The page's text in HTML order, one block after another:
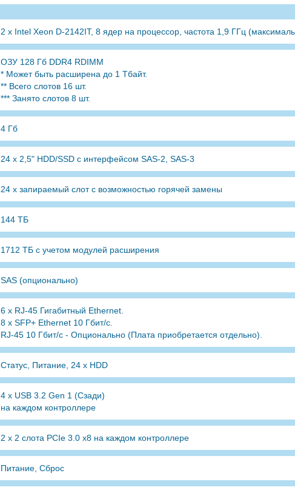
2 х Intel Xeon D-2142IT, 8 ядер на процессор, частота 1,9 ГГц
ОЗУ 128 Гб DDR4 RDIMM
* Может быть расширена до 1 Тбайт.
** Всего слотов 16 шт.
*** Занято слотов 8 шт.
4 Гб
24 x 2,5" HDD/SSD с интерфейсом SAS-2, SAS-3
24 x запираемый слот с возможностью горячей замены
144 ТБ
1712 ТБ с учетом модулей расширения
SAS (опционально)
6 x RJ-45 Гигабитный Ethernet.
8 x SFP+ Ethernet 10 Гбит/с.
RJ-45 10 Гбит/с - Опционально (Плата приобретается отдельно).
Статус, Питание, 24 x HDD
4 x USB 3.2 Gen 1 (Сзади)
на каждом контроллере
2 x 2 слота PCIe 3.0 x8 на каждом контроллере
Питание, Сброс